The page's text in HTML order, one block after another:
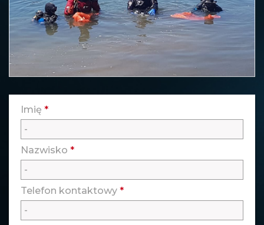
Imię *
Nazwisko *
Telefon kontaktowy *